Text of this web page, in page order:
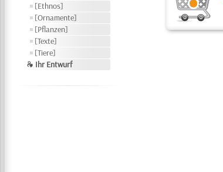
[Ethnos]
[Ornamente]
[Pflanzen]
[Texte]
[Tiere]
❧ Ihr Entwurf